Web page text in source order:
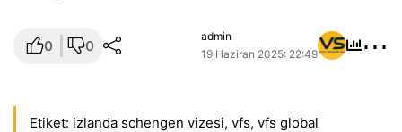
0 0
admin
19 Haziran 2025: 22:49
⋯
Etiket: izlanda schengen vizesi, vfs, vfs global